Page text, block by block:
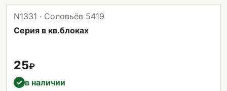
N1331 · Соловьёв 5419
Серия в кв.блоках
25₽
✓ в наличии